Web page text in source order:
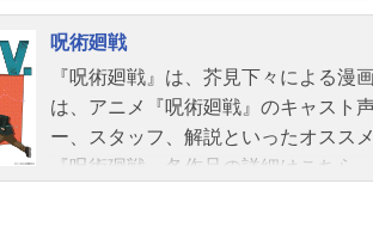
から、上層部は被害を最小限に抑え
での渋谷平定を決定する。罠を仕掛
や真人ら呪詛師・呪霊達、そこに単
条、さらには“帳”の外側に集結した虎
七海、そして数多くの呪術師たち。
術師VS.呪詛師・呪霊のかつてない大
し、向かうところ敵のない2人の元
つ呪術界の要・天元からの依頼が届
元との適合者である“星漿体(せいし
子、その少女の「護衛」と「抹消」
の護衛任務へと赴くことになった2人
を名乗る“術師殺し”が“星漿体”の暗殺
呪術廻戦
『呪術廻戦』は、芥見下々による漫
は、アニメ『呪術廻戦』のキャスト
ー、スタッフ、解説といったオスス
『呪術廻戦』各作品の詳細はこちら